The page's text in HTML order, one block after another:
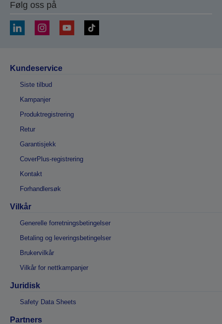
Følg oss på
Kundeservice
Siste tilbud
Kampanjer
Produktregistrering
Retur
Garantisjekk
CoverPlus-registrering
Kontakt
Forhandlersøk
Vilkår
Generelle forretningsbetingelser
Betaling og leveringsbetingelser
Brukervilkår
Vilkår for nettkampanjer
Juridisk
Safety Data Sheets
Partners